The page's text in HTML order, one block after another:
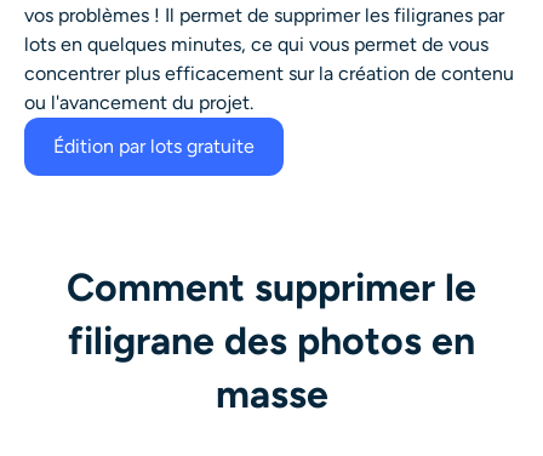
vos problèmes ! Il permet de supprimer les filigranes par
lots en quelques minutes, ce qui vous permet de vous
concentrer plus efficacement sur la création de contenu
ou l'avancement du projet.
Édition par lots gratuite
Comment supprimer le
filigrane des photos en
masse